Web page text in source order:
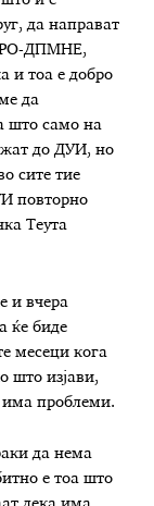
да направат
ДПМНЕ,
и тоа е добро
да
што само на
до ДУИ, но
сите тие
повторно
Теута
и вчера
ќе биде
месеци кога
што изјави,
има проблеми.
да нема
е тоа што